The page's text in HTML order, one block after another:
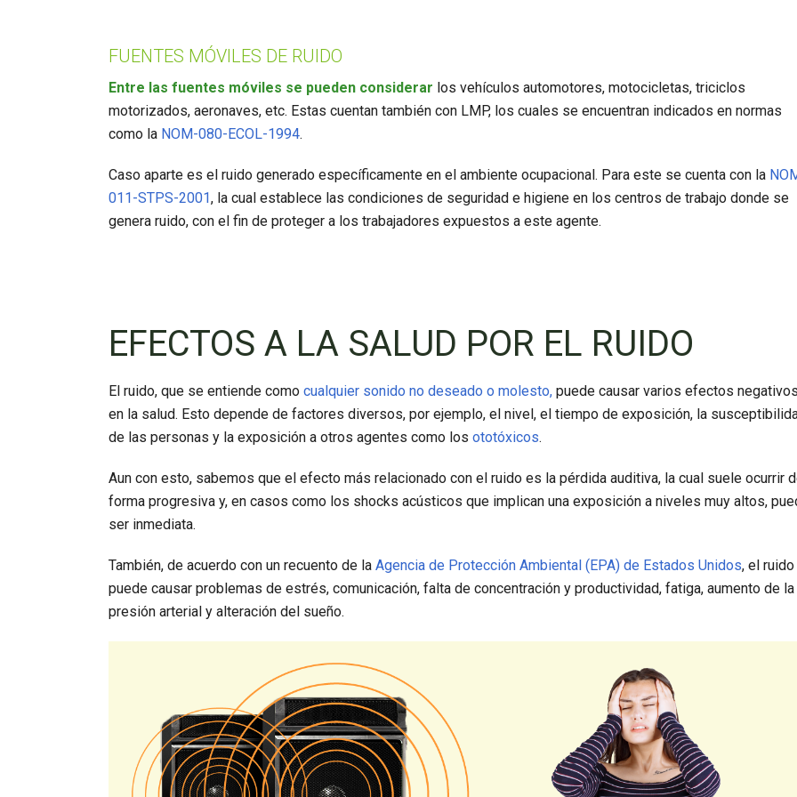
FUENTES MÓVILES DE RUIDO
Entre las fuentes móviles se pueden considerar los vehículos automotores, motocicletas, triciclos
motorizados, aeronaves, etc. Estas cuentan también con LMP, los cuales se encuentran indicados en normas
como la NOM-080-ECOL-1994.
Caso aparte es el ruido generado específicamente en el ambiente ocupacional. Para este se cuenta con la
011-STPS-2001, la cual establece las condiciones de seguridad e higiene en los centros de trabajo donde se
genera ruido, con el fin de proteger a los trabajadores expuestos a este agente.
EFECTOS A LA SALUD POR EL RUIDO
El ruido, que se entiende como cualquier sonido no deseado o molesto, puede causar varios efectos
en la salud. Esto depende de factores diversos, por ejemplo, el nivel, el tiempo de exposición, la
de las personas y la exposición a otros agentes como los ototóxicos.
Aun con esto, sabemos que el efecto más relacionado con el ruido es la pérdida auditiva, la cual suele ocurrir
forma progresiva y, en casos como los shocks acústicos que implican una exposición a niveles muy altos,
ser inmediata.
También, de acuerdo con un recuento de la Agencia de Protección Ambiental (EPA) de Estados Unidos, el ruido
puede causar problemas de estrés, comunicación, falta de concentración y productividad, fatiga, aumento de la
presión arterial y alteración del sueño.